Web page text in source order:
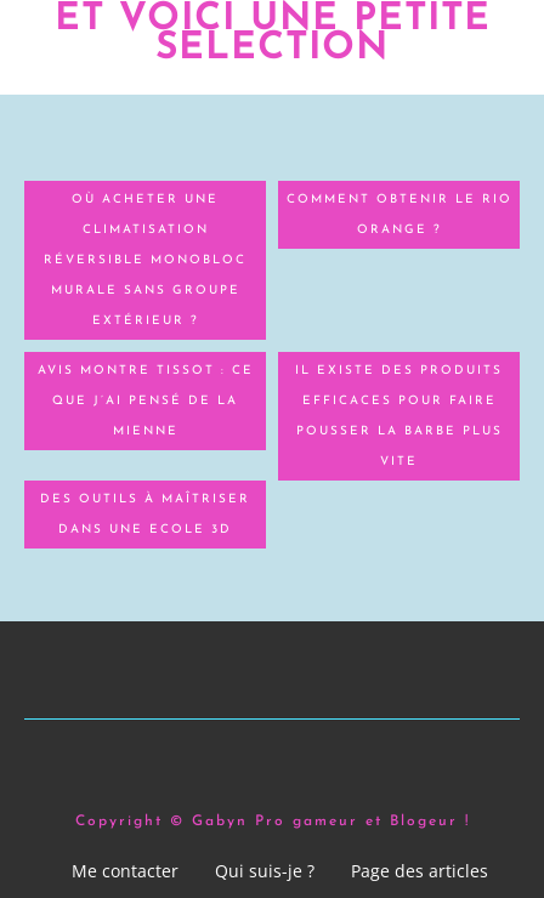
ET VOICI UNE PETITE
SELECTION
OÙ ACHETER UNE
CLIMATISATION
RÉVERSIBLE MONOBLOC
MURALE SANS GROUPE
EXTÉRIEUR ?
COMMENT OBTENIR LE RIO
ORANGE ?
AVIS MONTRE TISSOT : CE
QUE J’AI PENSÉ DE LA
MIENNE
IL EXISTE DES PRODUITS
EFFICACES POUR FAIRE
POUSSER LA BARBE PLUS
VITE
DES OUTILS À MAÎTRISER
DANS UNE ECOLE 3D
Copyright © Gabyn Pro gameur et Blogeur !
Me contacter Qui suis-je ? Page des articles